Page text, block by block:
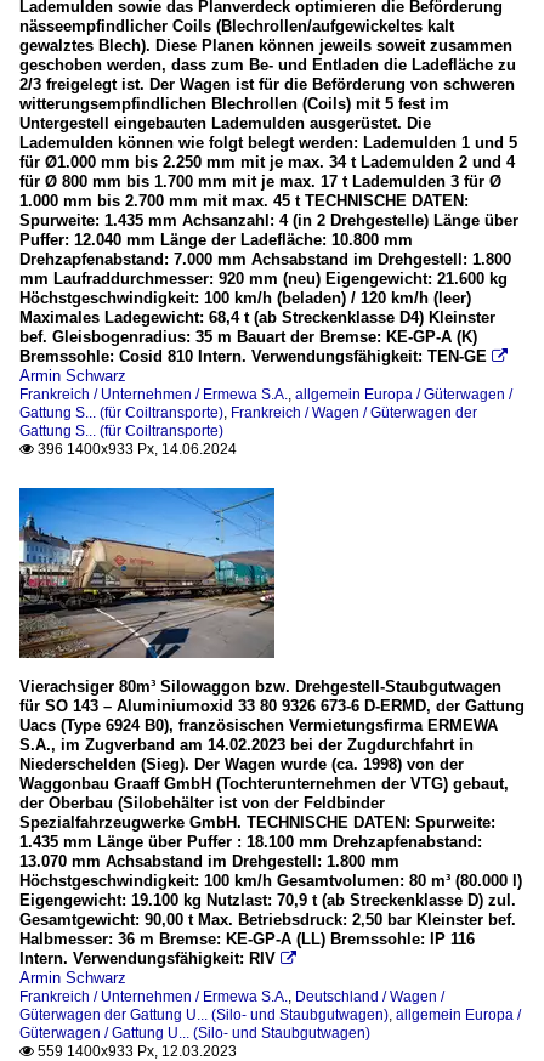
Lademulden sowie das Planverdeck optimieren die Beförderung
nässeempfindlicher Coils (Blechrollen/aufgewickeltes kalt
gewalztes Blech). Diese Planen können jeweils soweit zusammen
geschoben werden, dass zum Be- und Entladen die Ladefläche zu
2/3 freigelegt ist. Der Wagen ist für die Beförderung von schweren
witterungsempfindlichen Blechrollen (Coils) mit 5 fest im
Untergestell eingebauten Lademulden ausgerüstet. Die
Lademulden können wie folgt belegt werden: Lademulden 1 und 5
für Ø1.000 mm bis 2.250 mm mit je max. 34 t Lademulden 2 und 4
für Ø 800 mm bis 1.700 mm mit je max. 17 t Lademulden 3 für Ø
1.000 mm bis 2.700 mm mit max. 45 t TECHNISCHE DATEN:
Spurweite: 1.435 mm Achsanzahl: 4 (in 2 Drehgestelle) Länge über
Puffer: 12.040 mm Länge der Ladefläche: 10.800 mm
Drehzapfenabstand: 7.000 mm Achsabstand im Drehgestell: 1.800
mm Laufraddurchmesser: 920 mm (neu) Eigengewicht: 21.600 kg
Höchstgeschwindigkeit: 100 km/h (beladen) / 120 km/h (leer)
Maximales Ladegewicht: 68,4 t (ab Streckenklasse D4) Kleinster
bef. Gleisbogenradius: 35 m Bauart der Bremse: KE-GP-A (K)
Bremssohle: Cosid 810 Intern. Verwendungsfähigkeit: TEN-GE 
Armin Schwarz
Frankreich / Unternehmen / Ermewa S.A., allgemein Europa / Güterwagen /
Gattung S... (für Coiltransporte), Frankreich / Wagen / Güterwagen der
Gattung S... (für Coiltransporte)
 396 1400x933 Px, 14.06.2024
Vierachsiger 80m³ Silowaggon bzw. Drehgestell-Staubgutwagen
für SO 143 – Aluminiumoxid 33 80 9326 673-6 D-ERMD, der Gattung
Uacs (Type 6924 B0), französischen Vermietungsfirma ERMEWA
S.A., im Zugverband am 14.02.2023 bei der Zugdurchfahrt in
Niederschelden (Sieg). Der Wagen wurde (ca. 1998) von der
Waggonbau Graaff GmbH (Tochterunternehmen der VTG) gebaut,
der Oberbau (Silobehälter ist von der Feldbinder
Spezialfahrzeugwerke GmbH. TECHNISCHE DATEN: Spurweite:
1.435 mm Länge über Puffer : 18.100 mm Drehzapfenabstand:
13.070 mm Achsabstand im Drehgestell: 1.800 mm
Höchstgeschwindigkeit: 100 km/h Gesamtvolumen: 80 m³ (80.000 l)
Eigengewicht: 19.100 kg Nutzlast: 70,9 t (ab Streckenklasse D) zul.
Gesamtgewicht: 90,00 t Max. Betriebsdruck: 2,50 bar Kleinster bef.
Halbmesser: 36 m Bremse: KE-GP-A (LL) Bremssohle: IP 116
Intern. Verwendungsfähigkeit: RIV 
Armin Schwarz
Frankreich / Unternehmen / Ermewa S.A., Deutschland / Wagen /
Güterwagen der Gattung U... (Silo- und Staubgutwagen), allgemein Europa /
Güterwagen / Gattung U... (Silo- und Staubgutwagen)
 559 1400x933 Px, 12.03.2023